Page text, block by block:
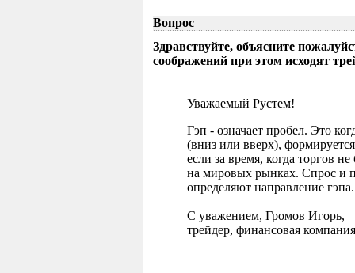
Вопрос
Здравствуйте, объясните
соображений при этом исходят
Уважаемый Рустем!
Гэп - означает пробел. Это
(вниз или вверх),
если за время, когда торгов
на мировых рынках. Спрос и
определяют направление гэпа.
С уважением, Громов Игорь,
трейдер, финансовая